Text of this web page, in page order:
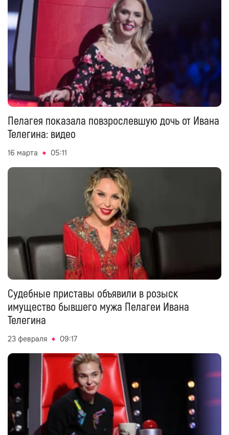
Пелагея показала повзрослевшую дочь от Ивана
Телегина: видео
16 марта 05:11
Судебные приставы объявили в розыск
имущество бывшего мужа Пелагеи Ивана
Телегина
23 февраля 09:17